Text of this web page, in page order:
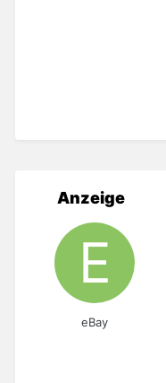
Anzeige
eBay